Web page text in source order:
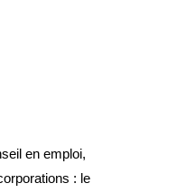
en emploi,
: le